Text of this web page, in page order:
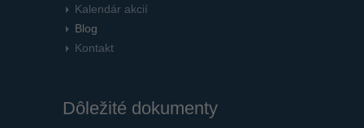
Kalendár akcií
Blog
Kontakt
Dôležité dokumenty